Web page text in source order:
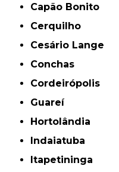
Capão Bonito
Cerquilho
Cesário Lange
Conchas
Cordeirópolis
Guareí
Hortolândia
Indaiatuba
Itapetininga